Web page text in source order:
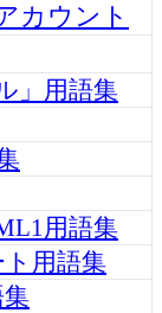
カウント
」用語集
用語集
用語集